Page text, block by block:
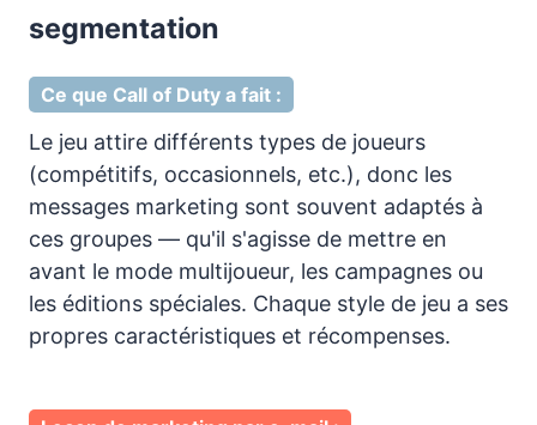
segmentation
Ce que Call of Duty a fait :
Le jeu attire différents types de joueurs
(compétitifs, occasionnels, etc.), donc les
messages marketing sont souvent adaptés à
ces groupes — qu'il s'agisse de mettre en
avant le mode multijoueur, les campagnes ou
les éditions spéciales. Chaque style de jeu a ses
propres caractéristiques et récompenses.